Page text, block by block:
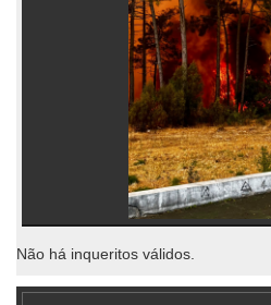
Não há inqueritos válidos.